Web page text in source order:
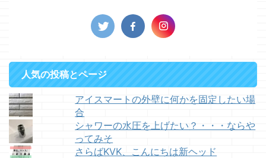
人気の投稿とページ
アイスマートの外壁に何かを固定したい場
合
シャワーの水圧を上げたい？・・・ならや
ってみそ
さらばKVK、こんにちは新ヘッド